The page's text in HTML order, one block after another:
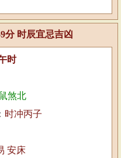
分 时辰宜忌吉凶
时
煞北
时冲丙子
安床